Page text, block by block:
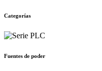
Categorías
Fuentes de poder